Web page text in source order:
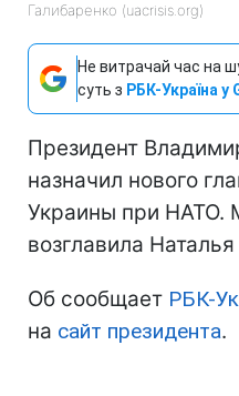
Галибаренко (uacrisis.org)
Не витрачай час на
суть з РБК-Україна у
Президент
назначил нового
Украины при НАТО.
возглавила
Об сообщает РБК-
на сайт президента.